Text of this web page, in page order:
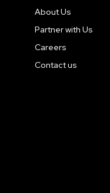
About Us
Partner with Us
Careers
Contact us